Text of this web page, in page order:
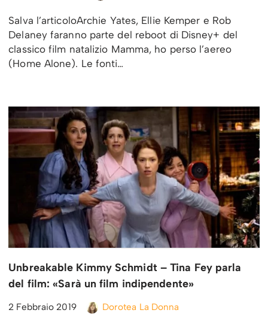
Salva l’articoloArchie Yates, Ellie Kemper e Rob
Delaney faranno parte del reboot di Disney+ del
classico film natalizio Mamma, ho perso l’aereo
(Home Alone). Le fonti…
Unbreakable Kimmy Schmidt – Tina Fey parla
del film: «Sarà un film indipendente»
2 Febbraio 2019 Dorotea La Donna